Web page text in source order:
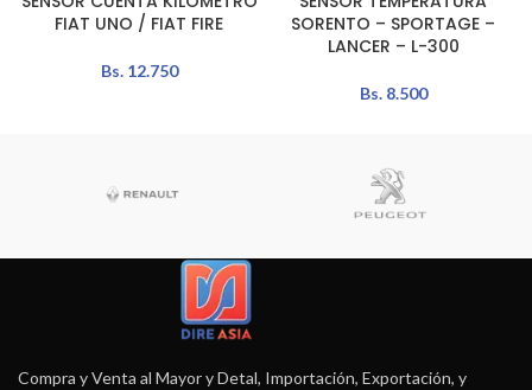
FIAT UNO / FIAT FIRE
Bs.12.750
SORENTO – SPORTAGE –
LANCER – L-300
Bs.8.500
Compra y Venta al Mayor y Detal, Importación, Exportación, y